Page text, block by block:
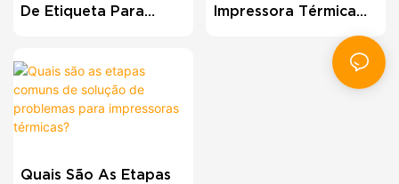
De Etiqueta Para
Impressora Térmica
De Etiquetas Hoin De
Quais São As Etapas